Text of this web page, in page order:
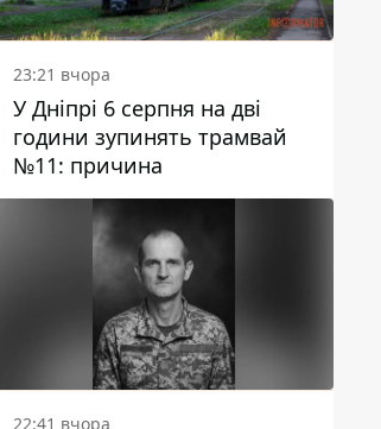
23:21 вчора
У Дніпрі 6 серпня на дві
години зупинять трамвай
№11: причина
22:41 вчора